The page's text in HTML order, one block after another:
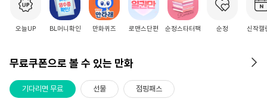
오늘UP BL머니확인 만화퀴즈 로맨스단편 순정스타터팩 순정 신작캘
무료쿠폰으로 볼 수 있는 만화
기다리면 무료 선물 점핑패스